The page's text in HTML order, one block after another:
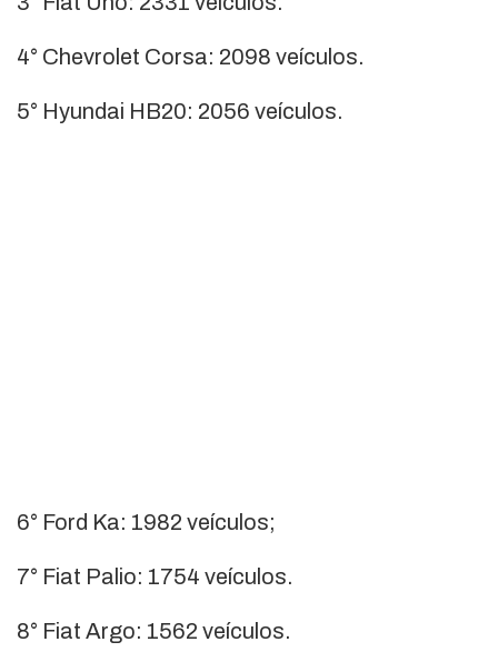
4° Chevrolet Corsa: 2098 veículos.
5° Hyundai HB20: 2056 veículos.
6° Ford Ka: 1982 veículos;
7° Fiat Palio: 1754 veículos.
8° Fiat Argo: 1562 veículos.